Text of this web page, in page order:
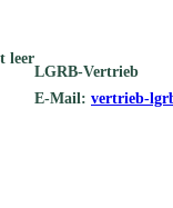
leer
LGRB-Vertrieb
E-Mail: vertrieb-